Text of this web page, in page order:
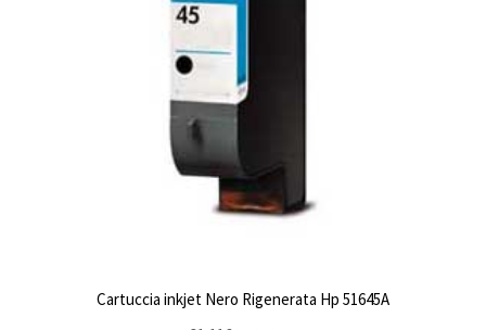
Cartuccia inkjet Nero Rigenerata Hp 51645A